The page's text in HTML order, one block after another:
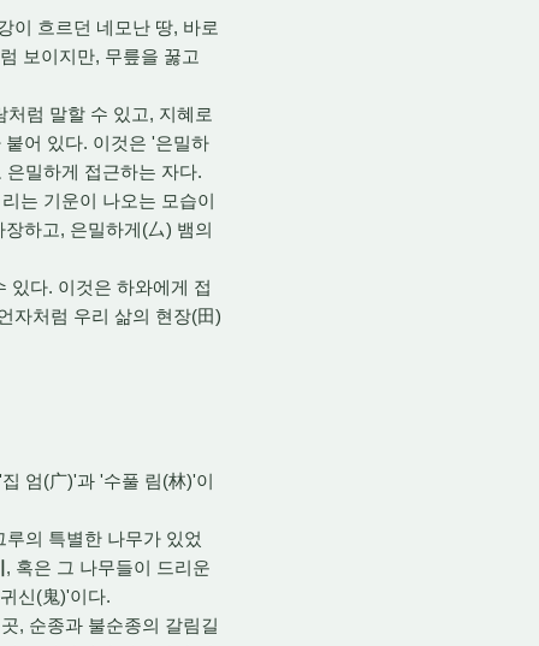
이 흐르던 네모난 땅, 바로
보이지만, 무릎을 꿇고
처럼 말할 수 있고, 지혜로
어 있다. 이것은 '은밀하
밀하게 접근하는 자다.
는 기운이 나오는 모습이
하고, 은밀하게(厶) 뱀의
있다. 이것은 하와에게 접
자처럼 우리 삶의 현장(田)
엄(广)'과 '수풀 림(林)'이
의 특별한 나무가 있었
, 혹은 그 나무들이 드리운
신(鬼)'이다.
, 순종과 불순종의 갈림길